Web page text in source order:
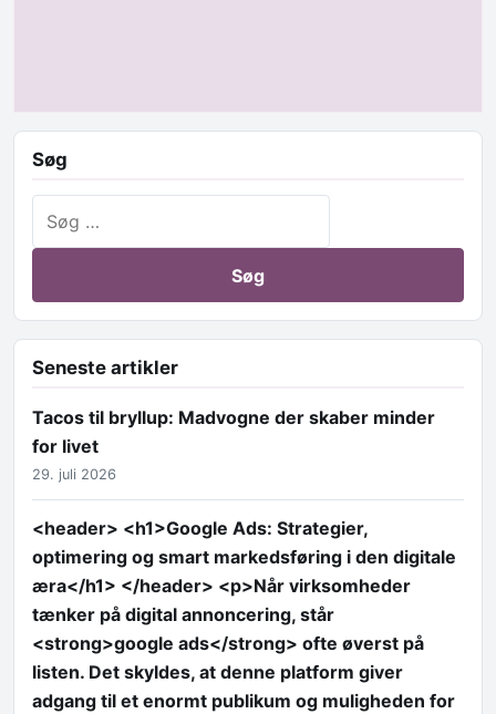
Søg
Seneste artikler
Tacos til bryllup: Madvogne der skaber minder
for livet
29. juli 2026
<header> <h1>Google Ads: Strategier,
optimering og smart markedsføring i den digitale
æra</h1> </header> <p>Når virksomheder
tænker på digital annoncering, står
<strong>google ads</strong> ofte øverst på
listen. Det skyldes, at denne platform giver
adgang til et enormt publikum og muligheden for